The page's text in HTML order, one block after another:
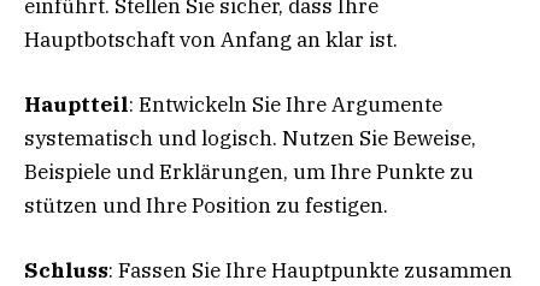
einführt. Stellen Sie sicher, dass Ihre
Hauptbotschaft von Anfang an klar ist.
Hauptteil: Entwickeln Sie Ihre Argumente
systematisch und logisch. Nutzen Sie Beweise,
Beispiele und Erklärungen, um Ihre Punkte zu
stützen und Ihre Position zu festigen.
Schluss: Fassen Sie Ihre Hauptpunkte zusammen